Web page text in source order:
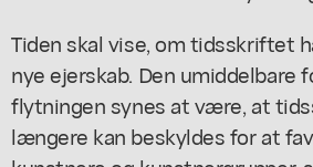
Tiden skal vise, om tidsskriftet
nye ejerskab. Den umiddelbare
flytningen synes at være, at
længere kan beskyldes for at